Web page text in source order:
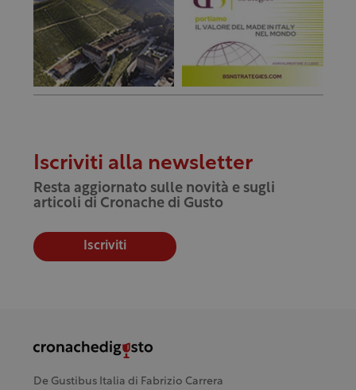
Iscriviti alla newsletter
Resta aggiornato sulle novità e sugli
articoli di Cronache di Gusto
Iscriviti
De Gustibus Italia di Fabrizio Carrera